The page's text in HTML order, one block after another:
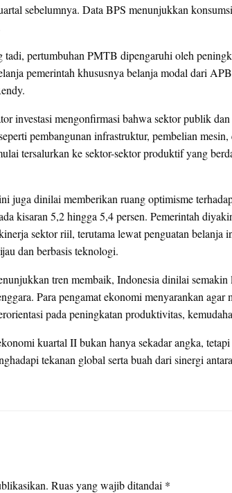
sebelumnya. Data BPS menunjukkan
tadi, pertumbuhan PMTB dipengaruhi oleh
pemerintah khususnya belanja modal dari
investasi mengonfirmasi bahwa sektor publik
pembangunan infrastruktur, pembelian
tersalurkan ke sektor-sektor produktif yang
juga dinilai memberikan ruang optimisme
kisaran 5,2 hingga 5,4 persen. Pemerintah
sektor riil, terutama lewat penguatan belanja
dan berbasis teknologi.
tren membaik, Indonesia dinilai semakin
Para pengamat ekonomi menyarankan agar
pada peningkatan produktivitas,
kuartal II bukan hanya sekadar angka,
tekanan global serta buah dari sinergi
Ruas yang wajib ditandai *